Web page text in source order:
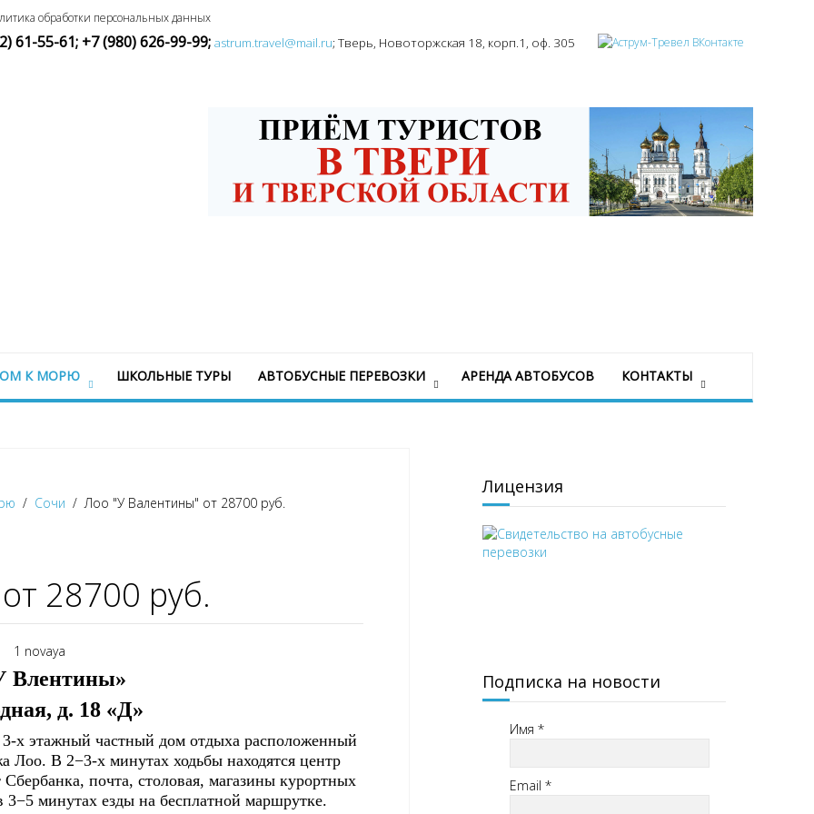
обработки персональных данных
61-55-61; +7 (980) 626-99-99; astrum.travel@mail.ru; Тверь, Новоторжская 18, корп.1, оф. 305
К МОРЮ ШКОЛЬНЫЕ ТУРЫ АВТОБУСНЫЕ ПЕРЕВОЗКИ АРЕНДА АВТОБУСОВ КОНТАКТЫ
Сочи Лоо "У Валентины" от 28700 руб.
28700 руб.
Влентины»
д. 18 «Д»
х этажный частный дом отдыха расположенный
Лоо. В 2−3-х минутах ходьбы находятся центр
почта, столовая, магазины курортных
минутах езды на бесплатной маршрутке.
Лицензия
Подписка на новости
Имя *
Email *